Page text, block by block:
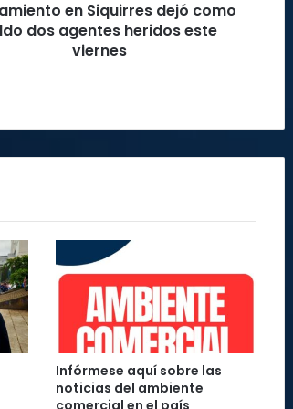
en Siquirres dejó como
dos agentes heridos este
viernes
Infórmese aquí sobre las
noticias del ambiente